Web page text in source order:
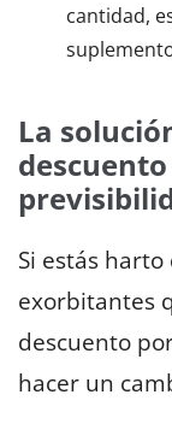
cantidad,
La
Si estás
exorbitantes
descuento
hacer un